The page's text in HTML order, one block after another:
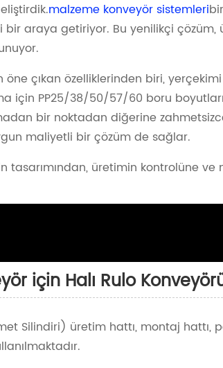
malzeme konveyör sistemleri
araya getiriyor. Bu yenilikçi çözüm,
çıkan özelliklerinden biri,
için PP25/38/50/57/60 boru
bir noktadan diğerine
maliyetli bir çözüm de sağlar.
tasarımından, üretimin kontrolüne
için Halı Rulo
Silindiri) üretim hattı, montaj